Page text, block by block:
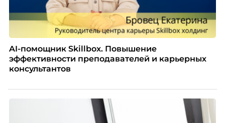
AI-помощник Skillbox. Повышение
эффективности преподавателей и карьерных
консультантов